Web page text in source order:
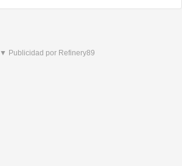
▼ Publicidad por Refinery89